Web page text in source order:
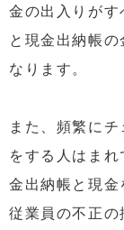
金の出入りがす
と現金出納帳の
なります。
また、頻繁に
をする人はま
金出納帳と現金
従業員の不正の